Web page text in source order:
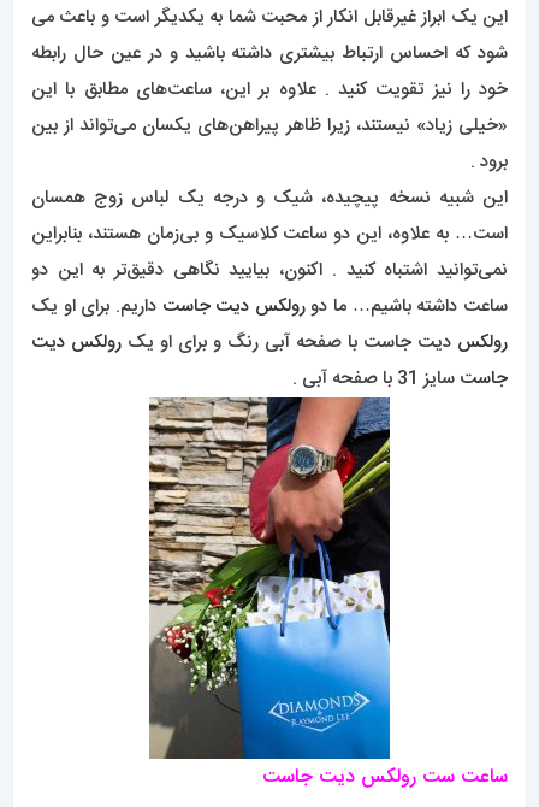
این یک ابراز غیرقابل انکار از محبت شما به یکدیگر است و باعث می
شود که احساس ارتباط بیشتری داشته باشید و در عین حال رابطه
خود را نیز تقویت کنید . علاوه بر این، ساعت‌های مطابق با این
«خیلی زیاد» نیستند، زیرا ظاهر پیراهن‌های یکسان می‌تواند از بین
برود .
این شبیه نسخه پیچیده، شیک و درجه یک لباس زوج همسان
است… به علاوه، این دو ساعت کلاسیک و بی‌زمان هستند، بنابراین
نمی‌توانید اشتباه کنید . اکنون، بیایید نگاهی دقیق‌تر به این دو
ساعت داشته باشیم… ما دورولکس دیت جاست داریم. برای او یک
رولکس دیت جاست با صفحه آبی رنگ و برای او یک رولکس دیت
جاست سایز 31 با صفحه آبی .
ساعت ست رولکس دیت جاست